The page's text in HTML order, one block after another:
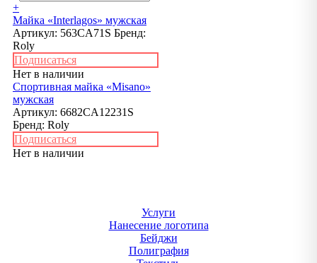
+
Майка «Interlagos» мужская
Артикул: 563CA71S Бренд:
Roly
Подписаться
Нет в наличии
Спортивная майка «Misano»
мужская
Артикул: 6682CA12231S
Бренд: Roly
Подписаться
Нет в наличии
Услуги
Нанесение логотипа
Бейджи
Полиграфия